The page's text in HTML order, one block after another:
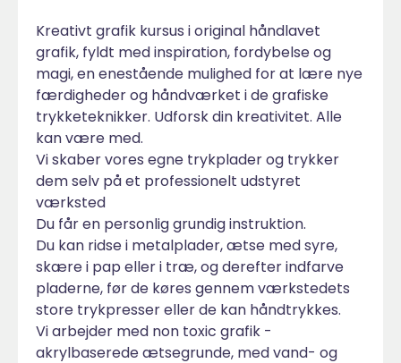
Kreativt grafik kursus i original håndlavet
grafik, fyldt med inspiration, fordybelse og
magi, en enestående mulighed for at lære nye
færdigheder og håndværket i de grafiske
trykketeknikker. Udforsk din kreativitet. Alle
kan være med.
Vi skaber vores egne trykplader og trykker
dem selv på et professionelt udstyret
værksted
Du får en personlig grundig instruktion.
Du kan ridse i metalplader, ætse med syre,
skære i pap eller i træ, og derefter indfarve
pladerne, før de køres gennem værkstedets
store trykpresser eller de kan håndtrykkes.
Vi arbejder med non toxic grafik -
akrylbaserede ætsegrunde, med vand- og